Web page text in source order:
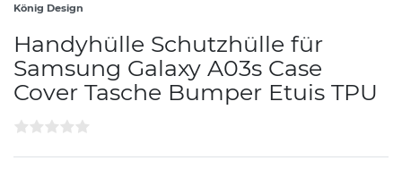
König Design
Handyhülle Schutzhülle für
Samsung Galaxy A03s Case
Cover Tasche Bumper Etuis TPU